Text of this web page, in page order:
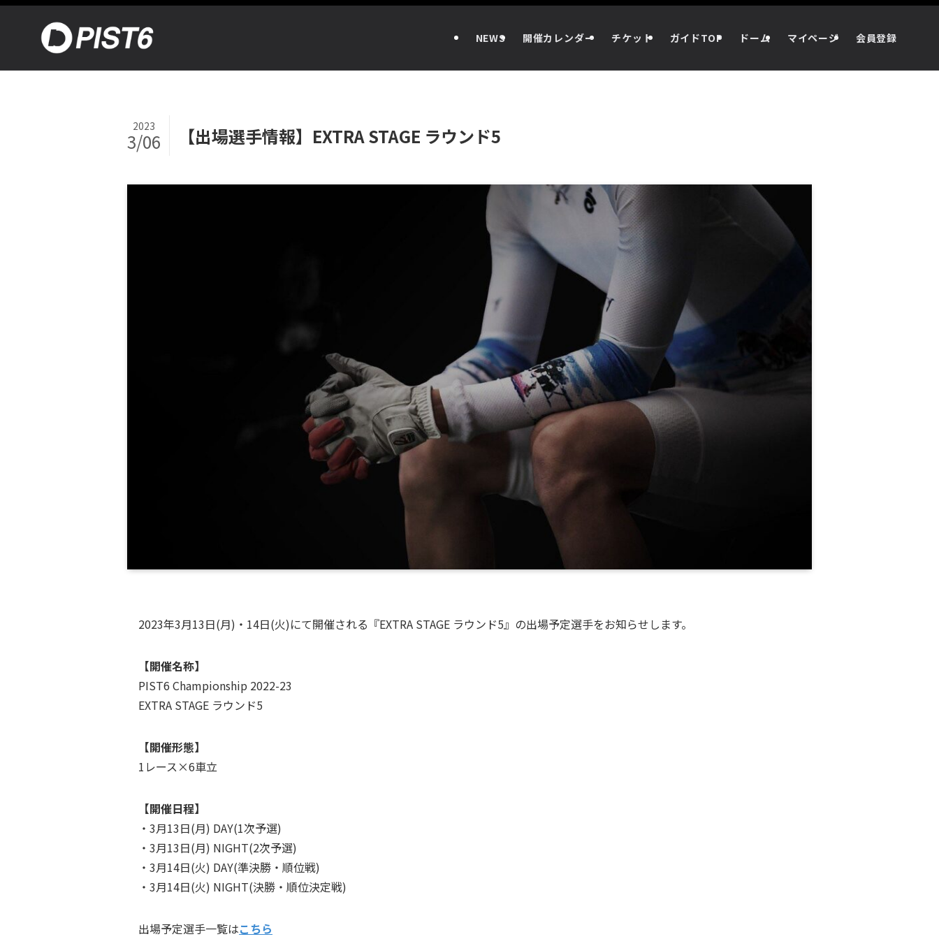
NEWS 開催カレンダー チケット ガイドTOP ドーム マイページ 会員登録
【出場選手情報】EXTRA STAGE ラウンド5
2023
3/06
2023年3月13日(月)・14日(火)にて開催される『EXTRA STAGE ラウンド5』の出場予定選手をお知らせします。
【開催名称】
PIST6 Championship 2022-23
EXTRA STAGE ラウンド5
【開催形態】
1レース×6車立
【開催日程】
・3月13日(月) DAY(1次予選)
・3月13日(月) NIGHT(2次予選)
・3月14日(火) DAY(準決勝・順位戦)
・3月14日(火) NIGHT(決勝・順位決定戦)
出場予定選手一覧はこちら